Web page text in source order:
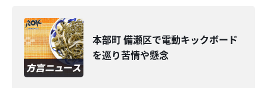
本部町 備瀬区で電動キックボード
を巡り苦情や懸念